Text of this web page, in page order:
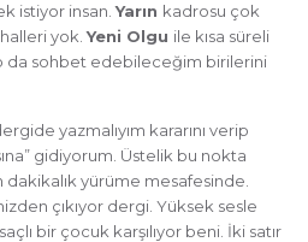
istiyor insan.Yarın kadrosu çok
yok.Yeni Olgu ile kısa süreli
da sohbet edebileceğim birilerini
yazmalıyım kararını verip
gidiyorum. Üstelik bu nokta
yürüme mesafesinde.
çıkıyor dergi. Yüksek sesle
bir çocuk karşılıyor beni. İki satır